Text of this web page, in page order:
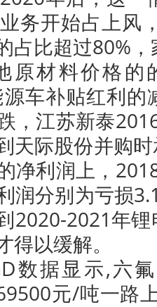
务开始占上风
占比超过80%
原材料价格的
车补贴红利的
，江苏新泰
天际股份并购
净利润上，
润分别为亏损
2020-2021年
以缓解。
数据显示,六
元/吨一路